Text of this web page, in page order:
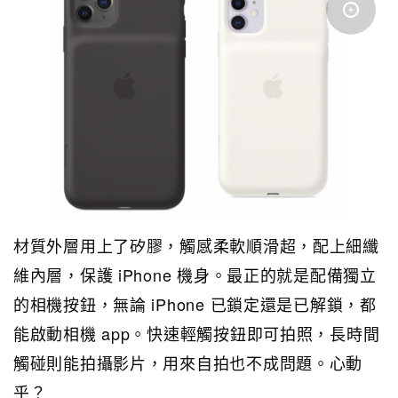
材質外層用上了矽膠，觸感柔軟順滑超，配上細纖
維內層，保護 iPhone 機身。最正的就是配備獨立
的相機按鈕，無論 iPhone 已鎖定還是已解鎖，都
能啟動相機 app。快速輕觸按鈕即可拍照，長時間
觸碰則能拍攝影片，用來自拍也不成問題。心動
乎？